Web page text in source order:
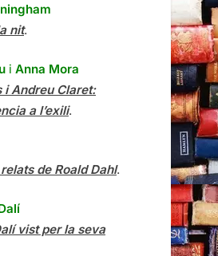
nit.
i Anna Mora
i Andreu Claret:
a l’exili.
de Roald Dahl.
vist per la seva